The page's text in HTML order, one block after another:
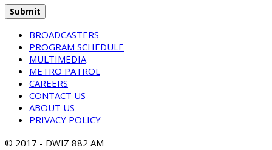
BROADCASTERS
PROGRAM SCHEDULE
MULTIMEDIA
METRO PATROL
CAREERS
CONTACT US
ABOUT US
PRIVACY POLICY
© 2017 - DWIZ 882 AM